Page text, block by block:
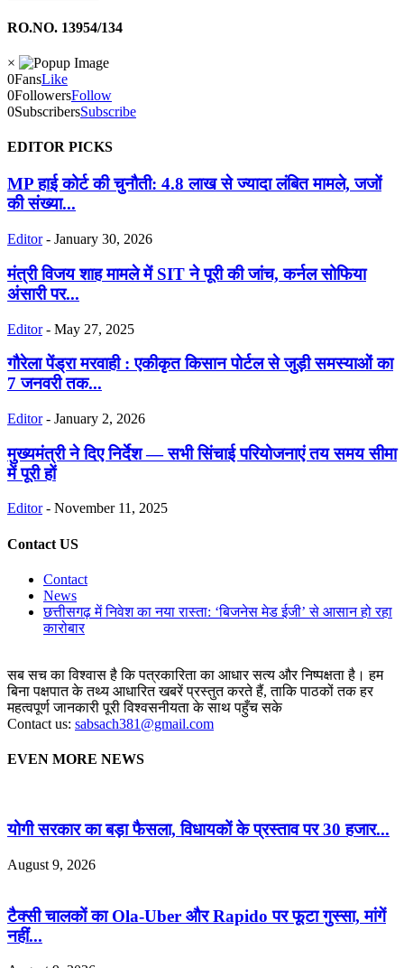
RO.NO. 13954/134
×
0FansLike
0FollowersFollow
0SubscribersSubscribe
EDITOR PICKS
MP हाई कोर्ट की चुनौती: 4.8 लाख से ज्यादा लंबित मामले, जजों
की संख्या...
Editor - January 30, 2026
मंत्री विजय शाह मामले में SIT ने पूरी की जांच, कर्नल सोफिया
अंसारी पर...
Editor - May 27, 2025
गौरेला पेंड्रा मरवाही : एकीकृत किसान पोर्टल से जुड़ी समस्याओं का
7 जनवरी तक...
Editor - January 2, 2026
मुख्यमंत्री ने दिए निर्देश — सभी सिंचाई परियोजनाएं तय समय सीमा
में पूरी हों
Editor - November 11, 2025
Contact US
Contact
News
छत्तीसगढ़ में निवेश का नया रास्ता: ‘बिजनेस मेड ईजी’ से आसान हो रहा
कारोबार
सब सच का विश्वास है कि पत्रकारिता का आधार सत्य और निष्पक्षता है। हम
बिना पक्षपात के तथ्य आधारित खबरें प्रस्तुत करते हैं, ताकि पाठकों तक हर
महत्वपूर्ण जानकारी पूरी विश्वसनीयता के साथ पहुँच सके
Contact us: sabsach381@gmail.com
EVEN MORE NEWS
योगी सरकार का बड़ा फैसला, विधायकों के प्रस्ताव पर 30 हजार...
August 9, 2026
टैक्सी चालकों का Ola-Uber और Rapido पर फूटा गुस्सा, मांगें
नहीं...